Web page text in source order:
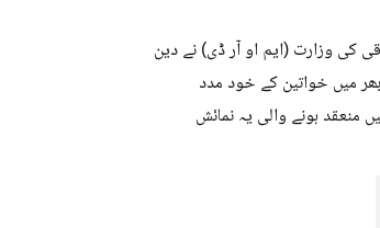
کی وزارت (ایم او آر ڈی) نے دین
میں خواتین کے خود مدد
ہونے والی یہ نمائش